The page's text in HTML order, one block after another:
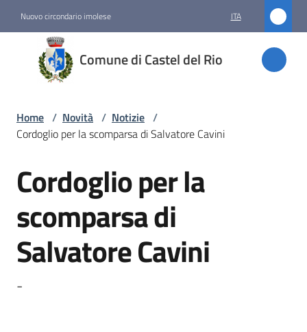
Nuovo circondario imolese ITA
Comune di Castel del Rio
Comune
di
Castel
Amministrazione
Menu selezionato
Servizi
Home / Novità / Notizie /
Cordoglio per la scomparsa di Salvatore Cavini
Salta al contenuto
Cordoglio per la
scomparsa di
Salvatore Cavini
-